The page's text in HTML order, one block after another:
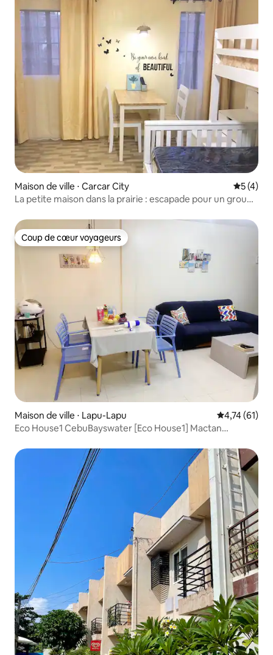
Maison de ville ⋅ Carcar City
5 (4)
La petite maison dans la prairie : escapade pour un groupe
Coup de cœur voyageurs
Coup de cœur voyageurs
Maison de ville ⋅ Lapu-Lapu Évaluation
4,74 (61)
Eco House1 CebuBayswater [Eco House1] Mactan